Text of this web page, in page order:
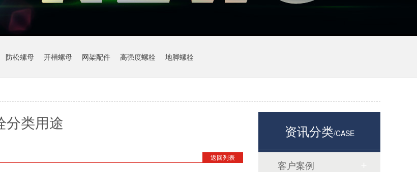
防松螺母 开槽螺母 网架配件 高强度螺栓 地脚螺栓
分类用途
返回列表
资讯分类/CASE
客户案例